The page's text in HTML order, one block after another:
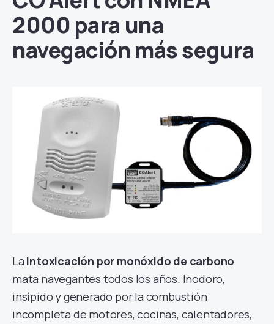
2000 para una
navegación más segura
La intoxicación por monóxido de carbono
mata navegantes todos los años. Inodoro,
insípido y generado por la combustión
incompleta de motores, cocinas, calentadores,